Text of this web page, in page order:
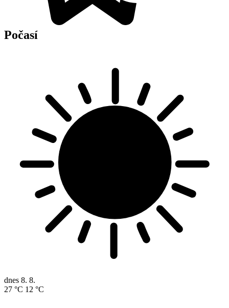
Počasí
dnes 8. 8.
27 °C 12 °C